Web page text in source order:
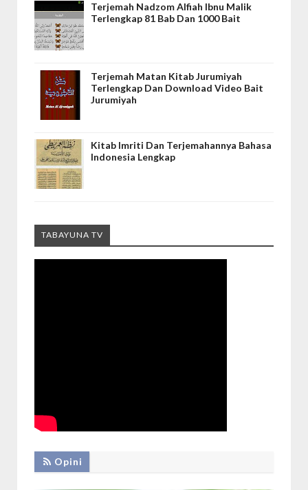
Terjemah Nadzom Alfiah Ibnu Malik
Terlengkap 81 Bab Dan 1000 Bait
Terjemah Matan Kitab Jurumiyah
Terlengkap Dan Download Video Bait
Jurumiyah
Kitab Imriti Dan Terjemahannya Bahasa
Indonesia Lengkap
TABAYUNA TV
Opini